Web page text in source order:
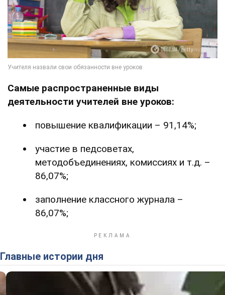
Самые распространенные виды
деятельности учителей вне уроков:
повышение квалификации – 91,14%;
участие в педсоветах,
методобъединениях, комиссиях и т.д. –
86,07%;
заполнение классного журнала –
86,07%;
Главные истории дня